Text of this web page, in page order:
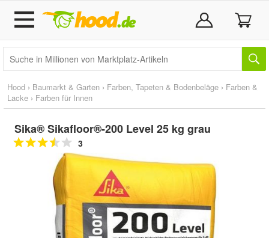
Hood › Baumarkt & Garten › Farben, Tapeten & Bodenbeläge › Farben &
Lacke › Farben für Innen
Sika® Sikafloor®-200 Level 25 kg grau
3